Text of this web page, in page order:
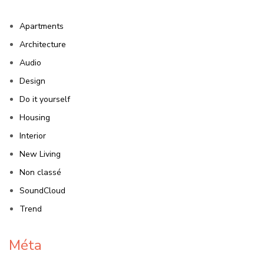
Apartments
Architecture
Audio
Design
Do it yourself
Housing
Interior
New Living
Non classé
SoundCloud
Trend
Méta